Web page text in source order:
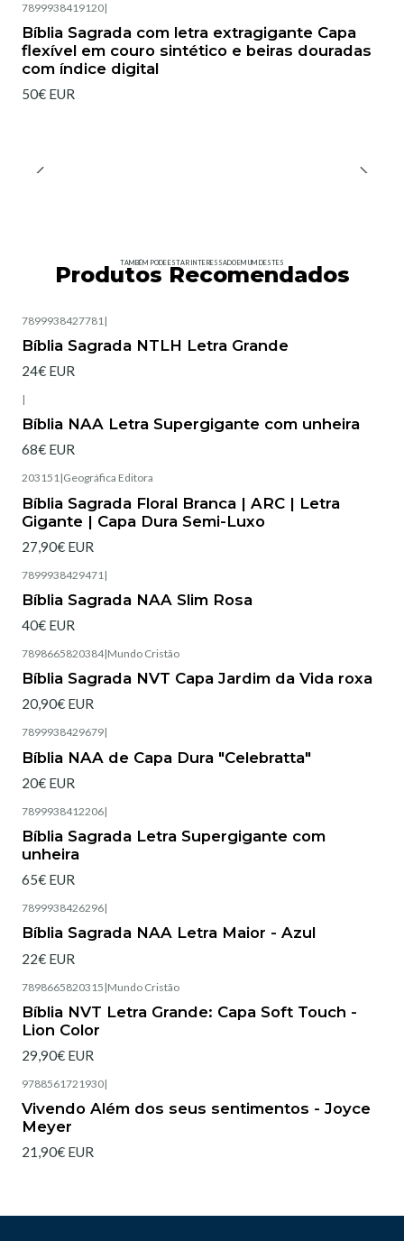
7899938419120|
Bíblia Sagrada com letra extragigante Capa
flexível em couro sintético e beiras douradas
com índice digital
50€ EUR
TAMBÉM PODE ESTAR INTERESSADO EM UM DESTES
Produtos Recomendados
7899938427781 |
Bíblia Sagrada NTLH Letra Grande
24€ EUR
|
Bíblia NAA Letra Supergigante com unheira
68€ EUR
203151|Geográfica Editora
Bíblia Sagrada Floral Branca | ARC | Letra
Gigante | Capa Dura Semi-Luxo
27,90€ EUR
7899938429471 |
Bíblia Sagrada NAA Slim Rosa
40€ EUR
7898665820384|Mundo Cristão
Bíblia Sagrada NVT Capa Jardim da Vida roxa
20,90€ EUR
7899938429679|
Bíblia NAA de Capa Dura "Celebratta"
20€ EUR
7899938412206|
Bíblia Sagrada Letra Supergigante com
unheira
65€ EUR
7899938426296|
Bíblia Sagrada NAA Letra Maior - Azul
22€ EUR
7898665820315 |Mundo Cristão
Bíblia NVT Letra Grande: Capa Soft Touch -
Lion Color
29,90€ EUR
9788561721930|
Vivendo Além dos seus sentimentos - Joyce
Meyer
21,90€ EUR